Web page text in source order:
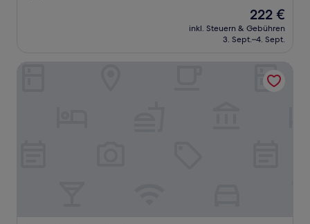
Der
Preis
beträgt
222 €
inkl. Steuern & Gebühren
3. Sept.–4. Sept.